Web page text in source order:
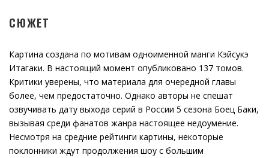
СЮЖЕТ
Картина создана по мотивам одноименной манги Кэйсукэ
Итагаки. В настоящий момент опубликовано 137 томов.
Критики уверены, что материала для очередной главы
более, чем предостаточно. Однако авторы не спешат
озвучивать дату выхода серий в России 5 сезона Боец Баки,
вызывая среди фанатов жанра настоящее недоумение.
Несмотря на средние рейтинги картины, некоторые
поклонники ждут продолжения шоу с большим